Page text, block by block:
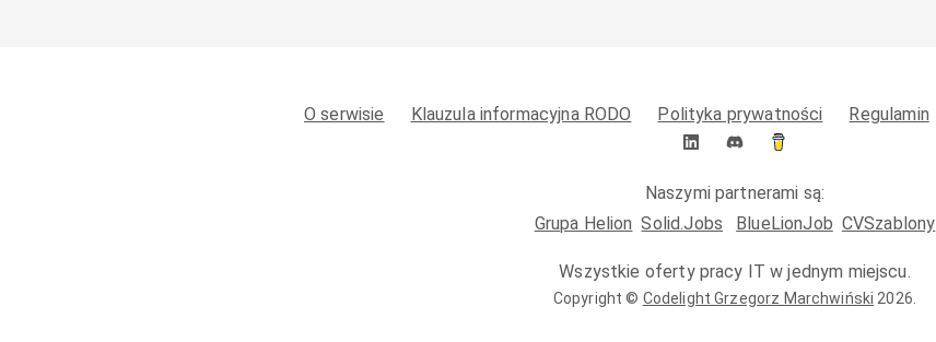
O serwisie Klauzula informacyjna RODO Polityka prywatności Regulamin
Naszymi partnerami są:
Grupa Helion Solid.Jobs BlueLionJob CVSzablony
Wszystkie oferty pracy IT w jednym miejscu.
Copyright © Codelight Grzegorz Marchwiński 2026